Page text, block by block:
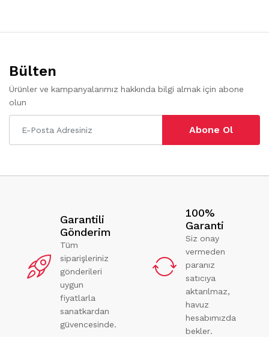
Bülten
Ürünler ve kampanyalarımız hakkında bilgi almak için abone
olun
Abone Ol
Garantili
Gönderim
Tüm
siparişleriniz
gönderileri
uygun
fiyatlarla
sanatkardan
güvencesinde.
100%
Garanti
Siz onay
vermeden
paranız
satıcıya
aktarılmaz,
havuz
hesabımızda
bekler.